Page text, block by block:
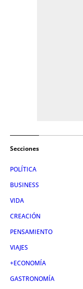
Secciones
POLÍTICA
BUSINESS
VIDA
CREACIÓN
PENSAMIENTO
VIAJES
+ECONOMÍA
GASTRONOMÍA